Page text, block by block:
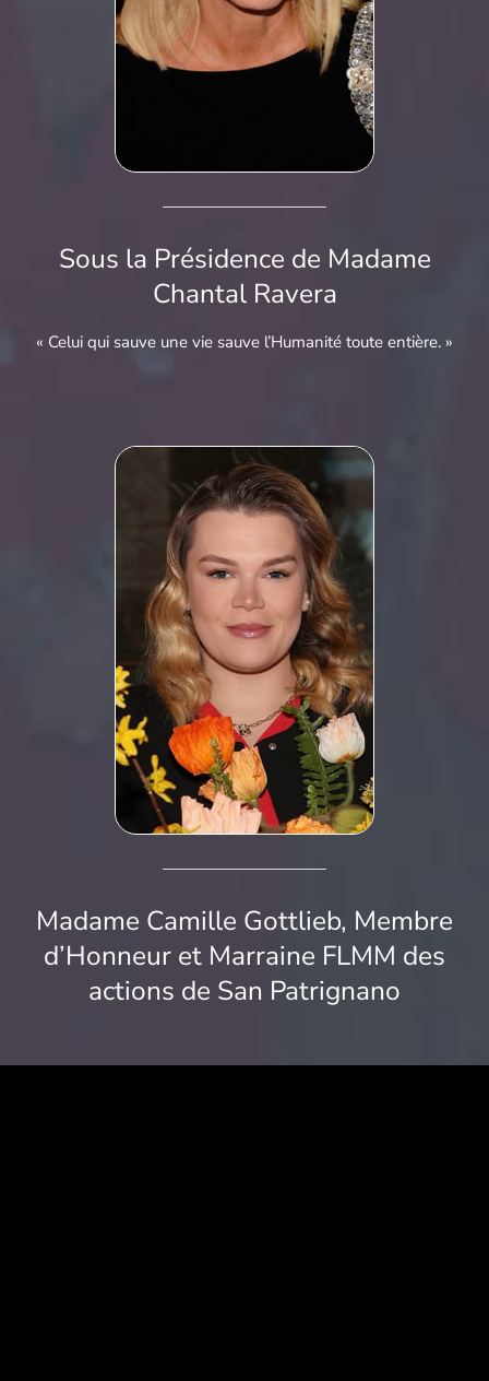
Sous la Présidence de Madame
Chantal Ravera
« Celui qui sauve une vie sauve l’Humanité toute entière. »
Madame Camille Gottlieb, Membre
d’Honneur et Marraine FLMM des
actions de San Patrignano